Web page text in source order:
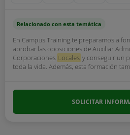
Relacionado con esta temática
En Campus Training te preparamos a
aprobar las oposiciones de Auxiliar
Corporaciones Locales y conseguir un
toda la vida. Además, esta formación
SOLICITAR